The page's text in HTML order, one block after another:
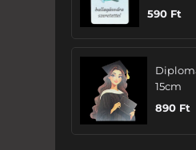
590 Ft
15cm
890 Ft